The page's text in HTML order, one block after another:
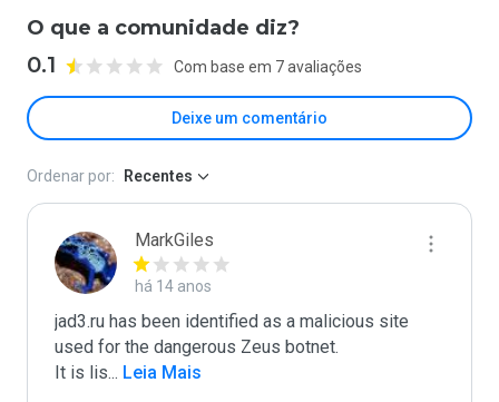
O que a comunidade diz?
0.1 Com base em 7 avaliações
Deixe um comentário
Ordenar por: Recentes
MarkGiles
há 14 anos
jad3.ru has been identified as a malicious site
used for the dangerous Zeus botnet.
It is lis... Leia Mais